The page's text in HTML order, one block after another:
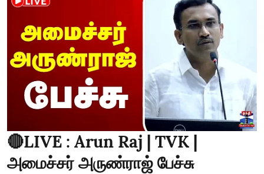
🔴LIVE : Arun Raj | TVK |
அமைச்சர் அருண்ராஜ் பேச்சு